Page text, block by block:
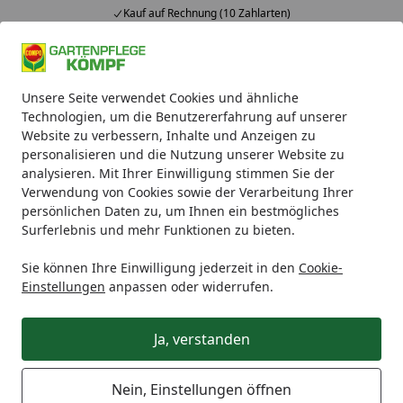
Unsere Seite verwendet Cookies und ähnliche
Technologien, um die Benutzererfahrung auf unserer
Website zu verbessern, Inhalte und Anzeigen zu
personalisieren und die Nutzung unserer Website zu
analysieren. Mit Ihrer Einwilligung stimmen Sie der
Verwendung von Cookies sowie der Verarbeitung Ihrer
persönlichen Daten zu, um Ihnen ein bestmögliches
Surferlebnis und mehr Funktionen zu bieten.
Sie können Ihre Einwilligung jederzeit in den Cookie-
Einstellungen anpassen oder widerrufen.
Ja, verstanden
Nein, Einstellungen öffnen
Kauf auf Rechnung (10 Zahlarten)
Alle Produkte
Mein Konto
Suchen
Startseite
Pflanzenschutz Moos und Unkraut
Moos und Unkraut
Moos und Unkraut im Rasen bekämpfen – mit
Moos-frei Produkten und Unkrautvernichtern
von COMPO
Der einst schöne, grüne Rasen ist von lästigem Moos
und Unkraut durchsetzt? Mit speziellen COMPO
UnkrautvernichternundMoos-frei
sich dieseSchädlinge im Rasen gezielt bekämpfen.
Moos und Unkraut sind nicht nur ein unschöner Anblick: